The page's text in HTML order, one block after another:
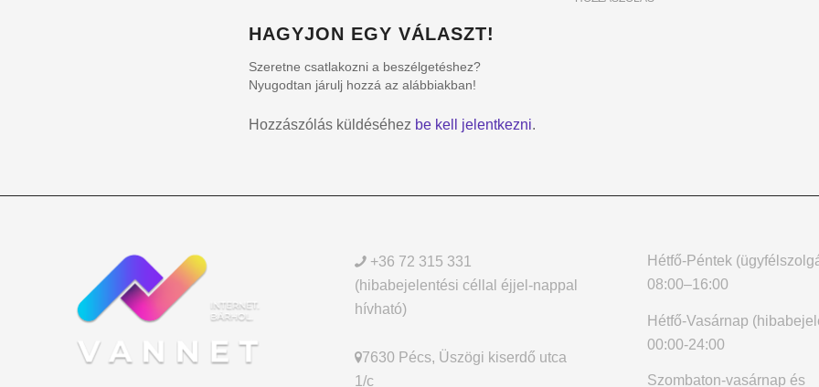
HAGYJON EGY VÁLASZT!
Szeretne csatlakozni a beszélgetéshez?
Nyugodtan járulj hozzá az alábbiakban!
Hozzászólás küldéséhez be kell jelentkezni.
+36 72 315 331
(hibabejelentési céllal éjjel-nappal
hívható)
7630 Pécs, Üszögi kiserdő utca
1/c
Hétfő-Péntek
08:00–16:00
Hétfő-Vasárnap
00:00-24:00
Szombaton-vasárnap és